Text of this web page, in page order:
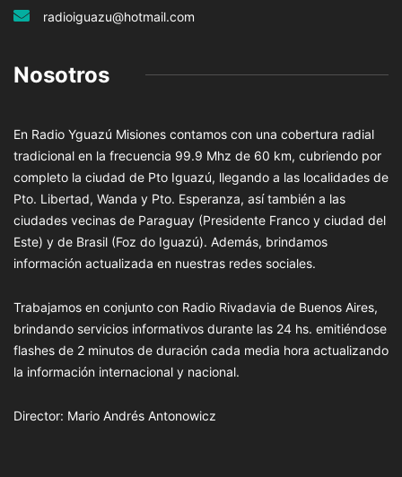
radioiguazu@hotmail.com
Nosotros
En Radio Yguazú Misiones contamos con una cobertura radial
tradicional en la frecuencia 99.9 Mhz de 60 km, cubriendo por
completo la ciudad de Pto Iguazú, llegando a las localidades de
Pto. Libertad, Wanda y Pto. Esperanza, así también a las
ciudades vecinas de Paraguay (Presidente Franco y ciudad del
Este) y de Brasil (Foz do Iguazú). Además, brindamos
información actualizada en nuestras redes sociales.
Trabajamos en conjunto con Radio Rivadavia de Buenos Aires,
brindando servicios informativos durante las 24 hs. emitiéndose
flashes de 2 minutos de duración cada media hora actualizando
la información internacional y nacional.
Director: Mario Andrés Antonowicz